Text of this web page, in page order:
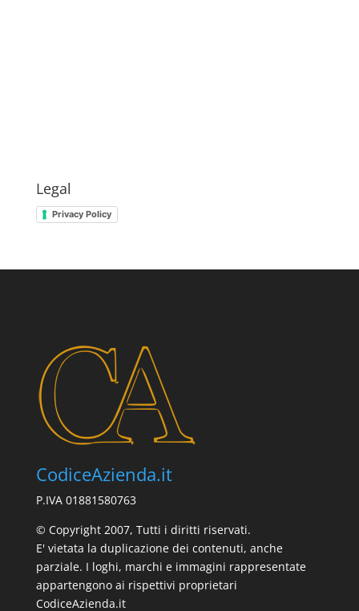
Legal
Privacy Policy
CodiceAzienda.it
P.IVA 01881580763
© Copyright 2007, Tutti i diritti riservati.
E' vietata la duplicazione dei contenuti, anche
parziale. I loghi, marchi e immagini rappresentate
appartengono ai rispettivi proprietari
CodiceAzienda.it